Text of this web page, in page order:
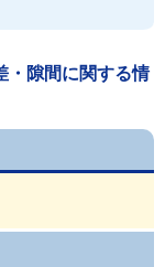
・隙間に関する情